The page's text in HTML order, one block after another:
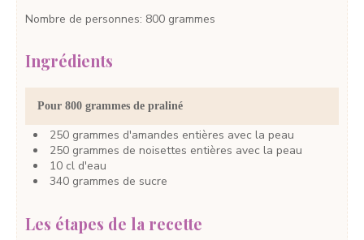
Nombre de personnes: 800 grammes
Ingrédients
Pour 800 grammes de praliné
250 grammes d'amandes entières avec la peau
250 grammes de noisettes entières avec la peau
10 cl d'eau
340 grammes de sucre
Les étapes de la recette